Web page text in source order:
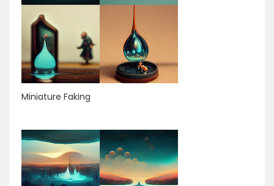
Miniature Faking